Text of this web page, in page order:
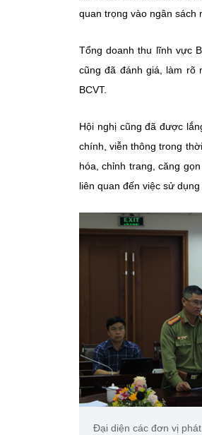
quan trọng vào ngân sách
Tổng doanh thu lĩnh vực
cũng đã đánh giá, làm rõ
BCVT.
Hội nghị cũng đã được
chính, viễn thông trong
hóa, chỉnh trang, căng
liên quan đến việc sử
Đại diện các đơn vị